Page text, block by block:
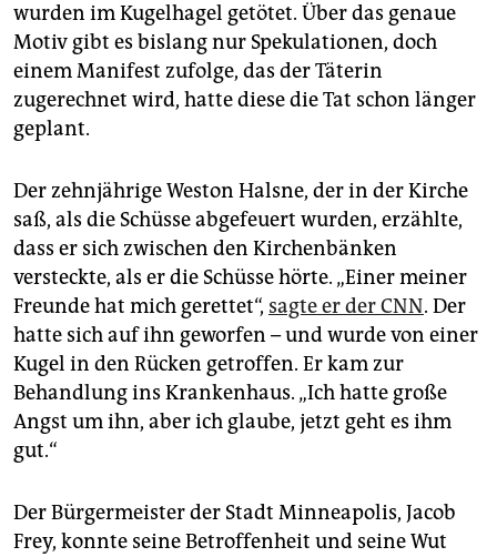
wurden im Kugelhagel getötet. Über das genaue
Motiv gibt es bislang nur Spekulationen, doch
einem Manifest zufolge, das der Täterin
zugerechnet wird, hatte diese die Tat schon länger
geplant.
Der zehnjährige Weston Halsne, der in der Kirche
saß, als die Schüsse abgefeuert wurden, erzählte,
dass er sich zwischen den Kirchenbänken
versteckte, als er die Schüsse hörte. „Einer meiner
Freunde hat mich gerettet“, sagte er der CNN. Der
hatte sich auf ihn geworfen – und wurde von einer
Kugel in den Rücken getroffen. Er kam zur
Behandlung ins Krankenhaus. „Ich hatte große
Angst um ihn, aber ich glaube, jetzt geht es ihm
gut.“
Der Bürgermeister der Stadt Minneapolis, Jacob
Frey, konnte seine Betroffenheit und seine Wut